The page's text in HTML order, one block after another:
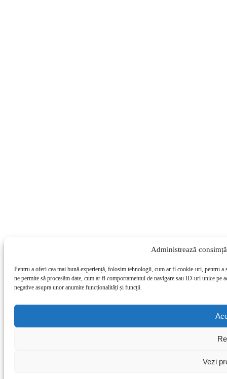
Administrează
Pentru a oferi cea mai bună experiență, folosim tehnologii, cum ar fi cookie-uri, pentru
ne permite să procesăm date, cum ar fi comportamentul de navigare sau ID-uri unice pe
negative asupra unor anumite funcționalități și funcții.
Vezi